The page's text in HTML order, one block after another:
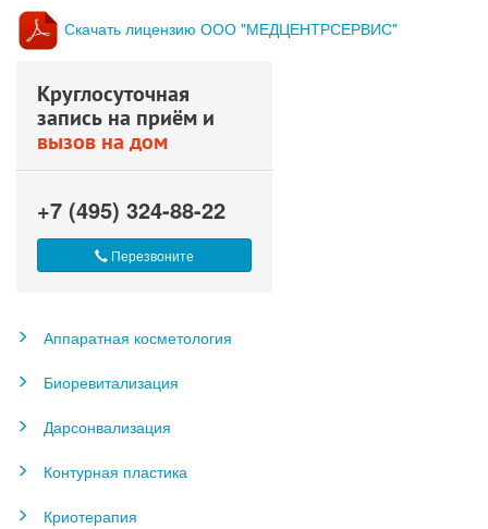
Скачать лицензию ООО "МЕДЦЕНТРСЕРВИС"
Круглосуточная
запись на приём и
вызов на дом
+7 (495) 324-88-22
Перезвоните
Аппаратная косметология
Биоревитализация
Дарсонвализация
Контурная пластика
Криотерапия